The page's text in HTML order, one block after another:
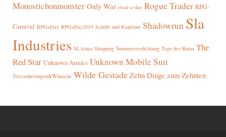
Monostichonmonster Only War rival-a-day Rogue Trader RPG-
Carnival RPGaDay RPGaDay2019 Schiffe und Kapitäne Shadowrun Sla
Industries SLAmas Shopping Sommerverdichtung Tage des Ruins The
Red Star Unknown Armies Unknown Mobile Suit
Verzauberungen&Wünsche Wilde Gestade Zehn Dinge zum Zehnten